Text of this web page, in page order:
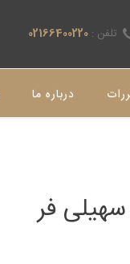
تلفن : 02166400220
درباره ما
فر